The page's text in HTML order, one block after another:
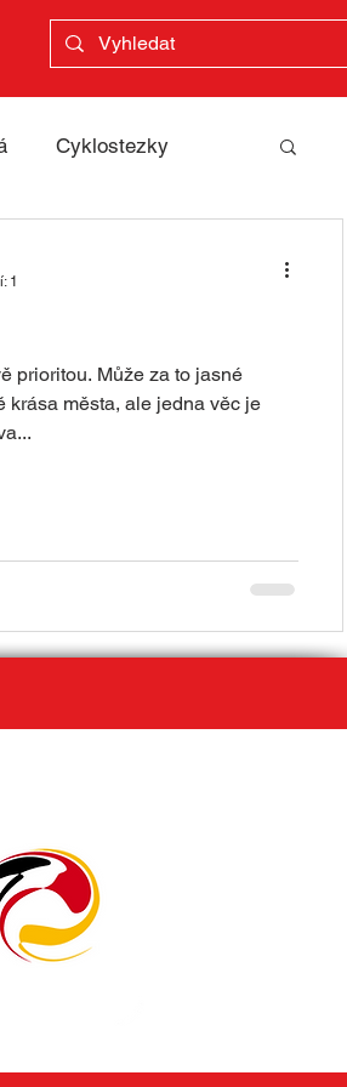
Cyklostezky
pohádková stezka
prioritou. Může za to jasné
krása města, ale jedna věc je
1